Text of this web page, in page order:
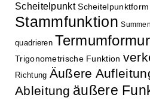
Scheitelpunkt Scheitelpunktform
Stammfunktion
quadrieren
Trigonometrische Funktion
Richtung Äußere
Ableitung äußere